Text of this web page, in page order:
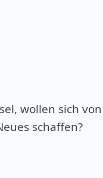
wollen sich von
schaffen?